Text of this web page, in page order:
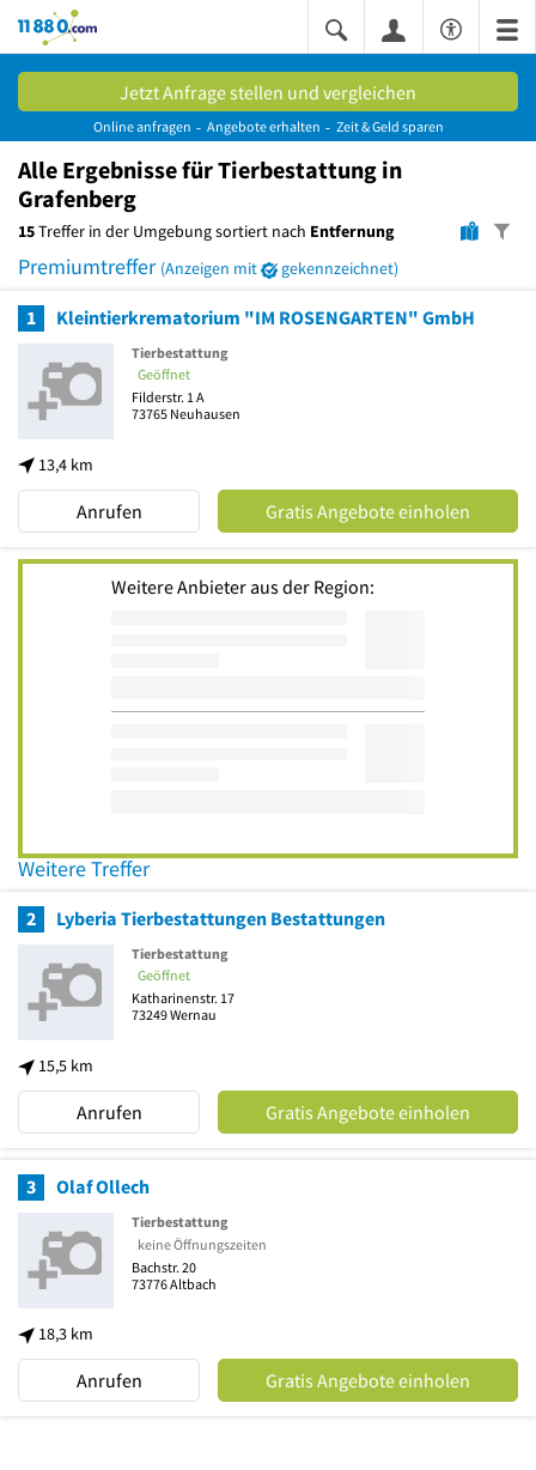
11880.com
Jetzt Anfrage stellen und vergleichen
Online anfragen Angebote erhalten Zeit & Geld sparen
Alle Ergebnissefür Tierbestattung in
Grafenberg
15Treffer in der Umgebung sortiert nach Entfernung
Premiumtreffer (Anzeigen mit gekennzeichnet)
1 Kleintierkrematorium "IM ROSENGARTEN" GmbH
13,4 km
Tierbestattung
Geöffnet
Filderstr. 1 A
73765 Neuhausen
Anrufen Gratis Angebote einholen
Weitere Anbieter aus der Region:
Weitere Treffer
2 Lyberia Tierbestattungen Bestattungen
15,5 km
Tierbestattung
Geöffnet
Katharinenstr. 17
73249Wernau
Anrufen Gratis Angebote einholen
3 Olaf Ollech
18,3 km
Tierbestattung
keine Öffnungszeiten
Bachstr. 20
73776Altbach
Anrufen Gratis Angebote einholen